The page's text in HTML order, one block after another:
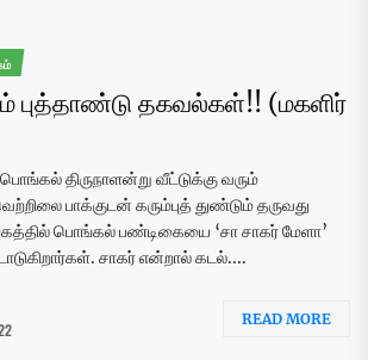
புத்தாண்டு தகவல்கள்!! (மகளிர்
திருநாளன்று வீட்டுக்கு வரும்
பாக்குடன் கரும்புத் துண்டும் தருவது
பொங்கல் பண்டிகையை ‘சா சாகர் மேளா’
சாகர் என்றால் கடல்....
READ MORE